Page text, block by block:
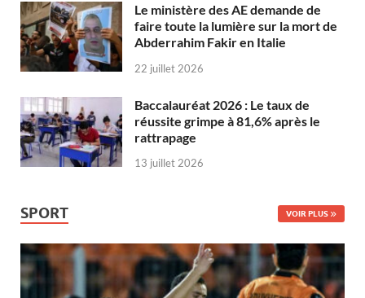
Le ministère des AE demande de
faire toute la lumière sur la mort de
Abderrahim Fakir en Italie
22 juillet 2026
Baccalauréat 2026 : Le taux de
réussite grimpe à 81,6% après le
rattrapage
13 juillet 2026
SPORT VOIR PLUS